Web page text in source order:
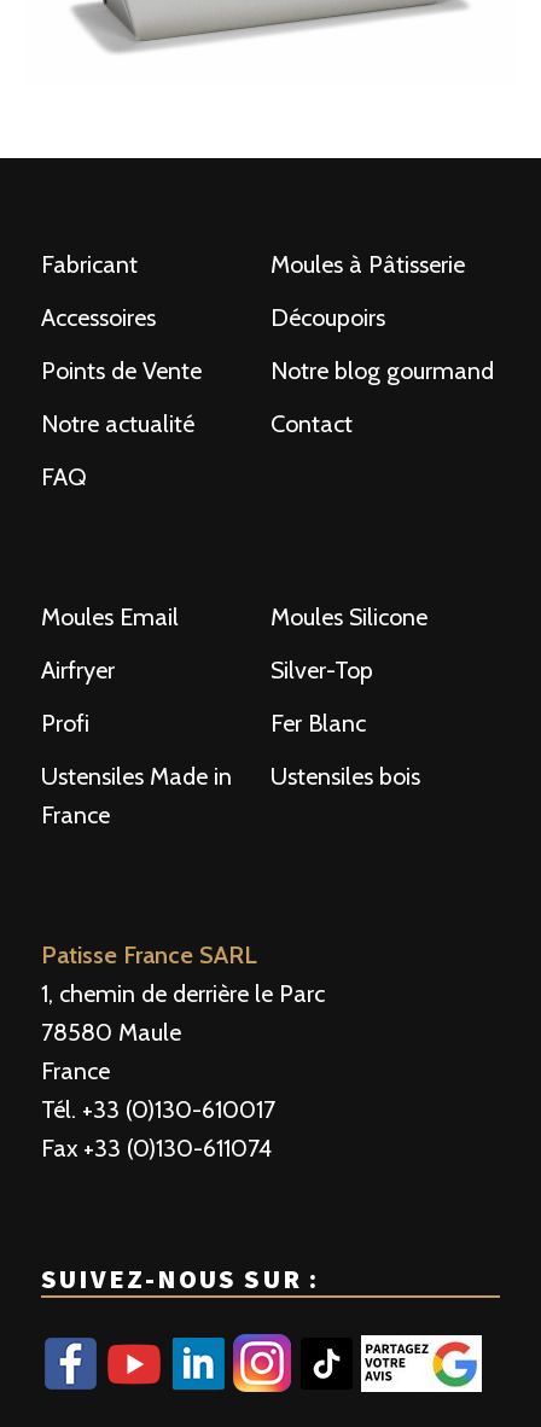
Fabricant
Moules à Pâtisserie
Accessoires
Découpoirs
Points de Vente
Notre blog gourmand
Notre actualité
Contact
FAQ
Moules Email
Moules Silicone
Airfryer
Silver-Top
Profi
Fer Blanc
Ustensiles Made in
France
Ustensiles bois
Patisse France SARL
1, chemin de derrière le Parc
78580 Maule
France
Tél. +33 (0)130-610017
Fax +33 (0)130-611074
SUIVEZ-NOUS SUR :